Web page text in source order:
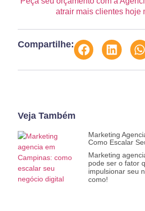
atrair mais clientes hoje
Compartilhe:
Veja Também
Marketing
Como Escalar
Marketing
pode ser o fator
impulsionar seu
como!